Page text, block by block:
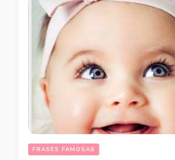
FRASES FAMOSAS